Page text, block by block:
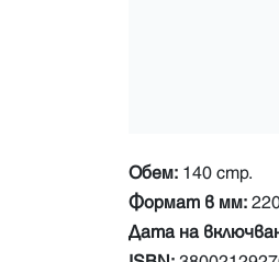
Обем: 140 стр.
Формат в мм:
Дата на